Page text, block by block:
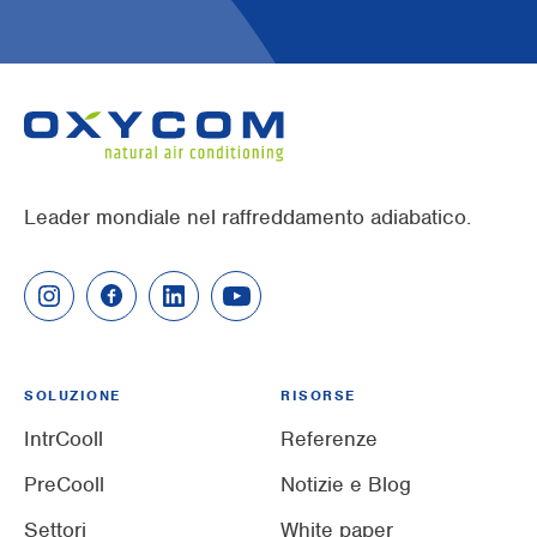
Leader mondiale nel raffreddamento adiabatico.
SOLUZIONE
IntrCooll
PreCooll
Settori
RISORSE
Referenze
Notizie e Blog
White paper